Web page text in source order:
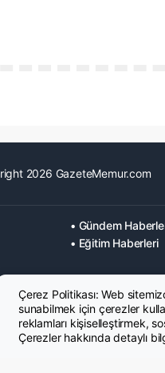
2026 GazeteMemur.com
• Gündem
• Eğitim Haberleri
Çerez Politikası: Web
sunabilmek için çerezler
reklamları kişiselleştirmek,
Çerezler hakkında detaylı